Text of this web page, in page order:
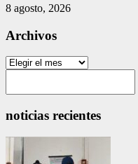
8 agosto, 2026
Archivos
Archivos
noticias recientes